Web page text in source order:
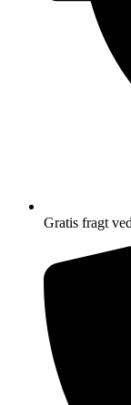
Gratis fragt